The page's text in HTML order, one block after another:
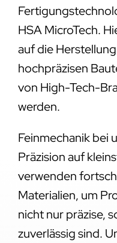
HSA MicroTech.
auf die
hochpräzisen
von High-Tech-
werden.
Feinmechanik bei
Präzision auf
verwenden
Materialien, um
nicht nur präzise,
zuverlässig sind.